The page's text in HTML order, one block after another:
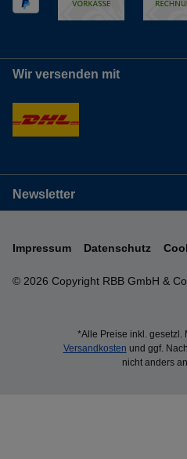
Wir versenden mit
Newsletter
© 2026 Copyright RBB GmbH &
Impressum Datenschutz
*Alle Preise inkl. gesetzl.
Versandkosten und ggf.
nicht anders